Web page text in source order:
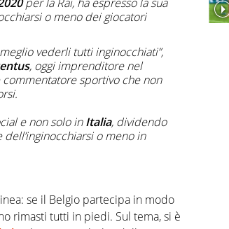
o meno dei giocatori
vederli tutti inginocchiati”,
, oggi imprenditore nel
sportivo che non
e non solo inItalia, dividendo
o meno in
se il Belgio partecipa in modo
rimasti tutti in piedi. Sul tema, si è